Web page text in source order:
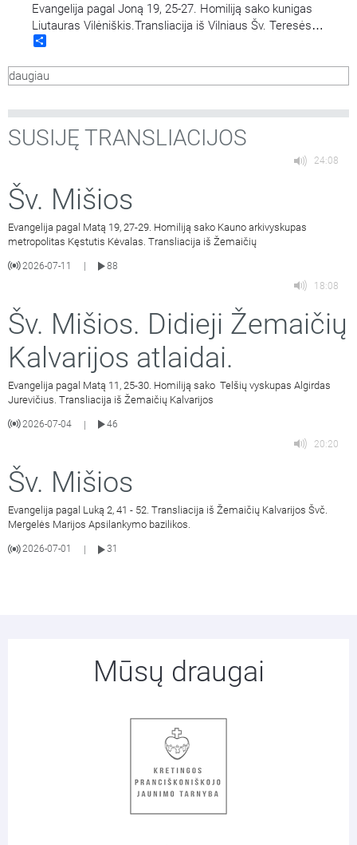
Evangelija pagal Joną 19, 25-27. Homiliją sako kunigas
Liutauras Vilėniškis.Transliacija iš Vilniaus Šv. Teresės
bažnyčios. Aušros Vartų Švč. Mergelės Marijos
daugiau
SUSIJĘ TRANSLIACIJOS
24:08
Šv. Mišios
Evangelija pagal Matą 19, 27-29. Homiliją sako Kauno arkivyskupas
metropolitas Kęstutis Kėvalas. Transliacija iš Žemaičių
2026-07-11
88
18:08
Šv. Mišios. Didieji Žemaičių
Kalvarijos atlaidai.
Evangelija pagal Matą 11, 25-30. Homiliją sako Telšių vyskupas Algirdas
Jurevičius. Transliacija iš Žemaičių Kalvarijos
2026-07-04 |
46
20:20
Šv. Mišios
Evangelija pagal Luką 2, 41 - 52. Transliacija iš Žemaičių Kalvarijos Švč.
Mergelės Marijos Apsilankymo bazilikos.
2026-07-01 31
Mūsų draugai